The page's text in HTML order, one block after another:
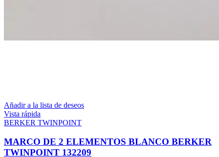
Añadir a la lista de deseos
Vista rápida
BERKER TWINPOINT
MARCO DE 2 ELEMENTOS BLANCO BERKER
TWINPOINT 132209